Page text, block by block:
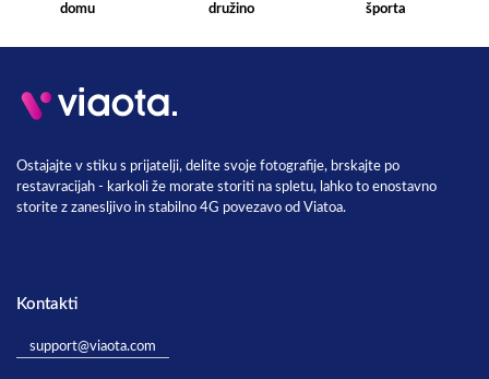
domu
družino
športa
Ostajajte v stiku s prijatelji, delite svoje fotografije, brskajte po
restavracijah - karkoli že morate storiti na spletu, lahko to enostavno
storite z zanesljivo in stabilno 4G povezavo od Viatoa.
Kontakti
support@viaota.com